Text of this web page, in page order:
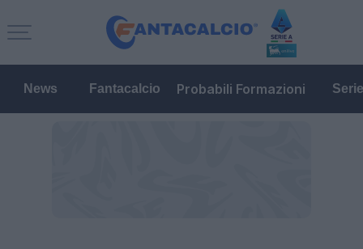
News Fantacalcio Probabili Formazioni